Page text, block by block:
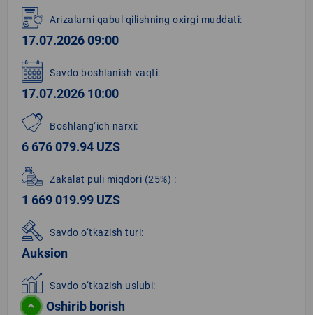
1
of
1
Arizalarni qabul qilishning oxirgi muddati:
17.07.2026 09:00
Savdo boshlanish vaqti:
17.07.2026 10:00
Boshlang‘ich narxi:
6 676 079.94 UZS
Zakalat puli miqdori (25%) :
1 669 019.99 UZS
Savdo o‘tkazish turi:
Auksion
Savdo o‘tkazish uslubi:
Oshirib borish